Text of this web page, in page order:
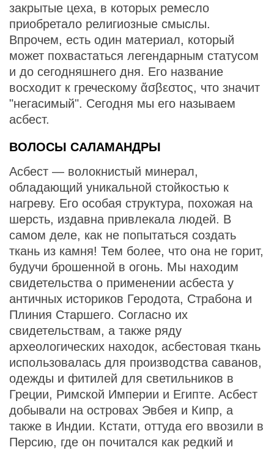
закрытые цеха, в которых ремесло
приобретало религиозные смыслы.
Впрочем, есть один материал, который
может похвастаться легендарным статусом
и до сегодняшнего дня. Его название
восходит к греческому ἄσβεστος, что значит
"негасимый". Сегодня мы его называем
асбест.
ВОЛОСЫ САЛАМАНДРЫ
Асбест — волокнистый минерал,
обладающий уникальной стойкостью к
нагреву. Его особая структура, похожая на
шерсть, издавна привлекала людей. В
самом деле, как не попытаться создать
ткань из камня! Тем более, что она не горит,
будучи брошенной в огонь. Мы находим
свидетельства о применении асбеста у
античных историков Геродота, Страбона и
Плиния Старшего. Согласно их
свидетельствам, а также ряду
археологических находок, асбестовая ткань
использовалась для производства саванов,
одежды и фитилей для светильников в
Греции, Римской Империи и Египте. Асбест
добывали на островах Эвбея и Кипр, а
также в Индии. Кстати, оттуда его ввозили в
Персию, где он почитался как редкий и